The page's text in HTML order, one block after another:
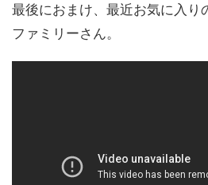
最後におまけ、最近お気に入り
ファミリーさん。